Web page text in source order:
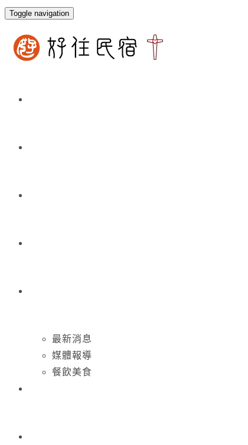
Toggle navigation
最新消息
媒體報導
餐飲美食